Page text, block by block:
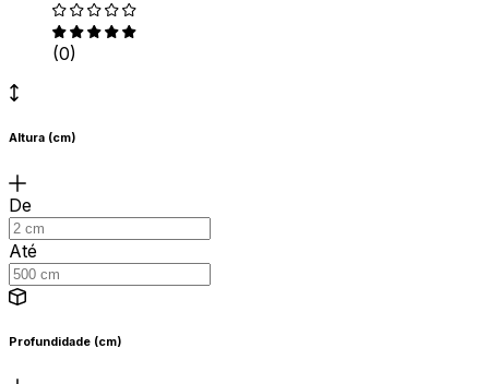
(0)
Altura (cm)
De
Até
Profundidade (cm)